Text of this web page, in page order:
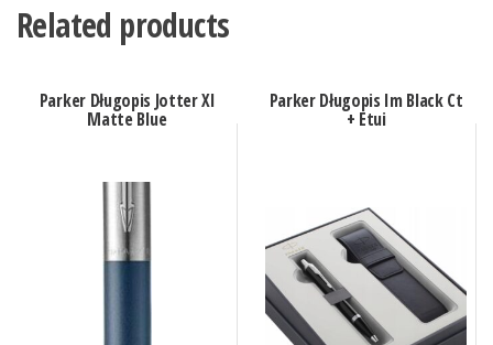
Related products
Parker Długopis Jotter Xl
Matte Blue
Parker Długopis Im Black Ct
+ Etui